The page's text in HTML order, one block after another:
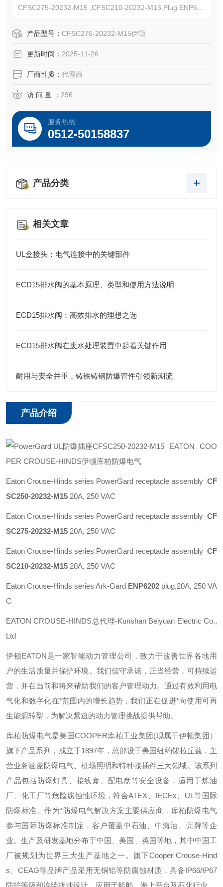
CFSC275-20232-M15 ,CFSC210-20232-M15,Plug ENP620
NEC/CEC:Class I, Groups B, C, D,Class II, Groups F, G UL
产品型号： CFSC275-20232-M15伊顿
更新时间： 2025-11-26
厂商性质： 代理商
访 问 量 ： 296
服务热线
0512-50158837
产品分类
相关文章
UL盒接头：电气连接中的关键部件
ECD15排水阀的基本原理、类型和使用方法说明
ECD15排水阀：高效排水的理想之选
ECD15排水阀在废水处理装置中起着关键作用
耐用与安全并重，铸铁铸钢防爆管件引领新潮流
产品介绍
EATON COO
PER CROUSE-HINDS伊顿库柏防爆电气
Eaton Crouse-Hinds series PowerGard receptacle assembly CF
SC250-20232-M15 20A, 250 VAC
Eaton Crouse-Hinds series PowerGard receptacle assembly CF
SC275-20232-M15 20A, 250 VAC
Eaton Crouse-Hinds series PowerGard receptacle assembly CF
SC210-20232-M15 20A, 250 VAC
Eaton Crouse-Hinds series Ark-Gard ENP6202 plug,20A, 250 VA
C
EATON CROUSE-HINDS总代理-Kunshan Beiyuan Electric Co.,
Ltd
伊顿EATON是一家智能动力管理公司，致力于改善世界各地用
户的生活质量并保护环境。我们信守承诺，正当经营，可持续运
营，并在当前和将来帮助我们的客户管理动力。通过有效利用电
气化和数字化在*范围内的增长趋势，我们正在促进*向使用可再
生能源转型，为解决紧迫的动力管理挑战提供帮助。
库柏防爆电气是美国COOPER库柏工业集团(现属于伊顿集团）
旗下产品系列，成立于1897年，总部设于美国纽约锡拉丘兹，主
营业务涵盖防爆电气、机场照明和特种接插件三大领域。该系列
产品包括防爆灯具、接线盒、配电盘等安全设备，适用于炼油
厂、化工厂等危险腐蚀性环境，符合ATEX IECEx UL 等国际
防爆标准。作为*防爆电气解决方案主要供应商，库柏防爆电气
参与国际防爆标准制定，客户覆盖中石油、中海油、壳牌等企
业。生产及研发基地分布于中国、美国、英国等地，其中中国工
厂被规划为世界三大生产基地之一。旗下Cooper Crouse-Hind
s
CEAG等品牌产品采用无铜铝等防腐蚀材质，具备IP66/IP67
防护等级和连续接地设计，应用于船舶、海上平台及石化行业。